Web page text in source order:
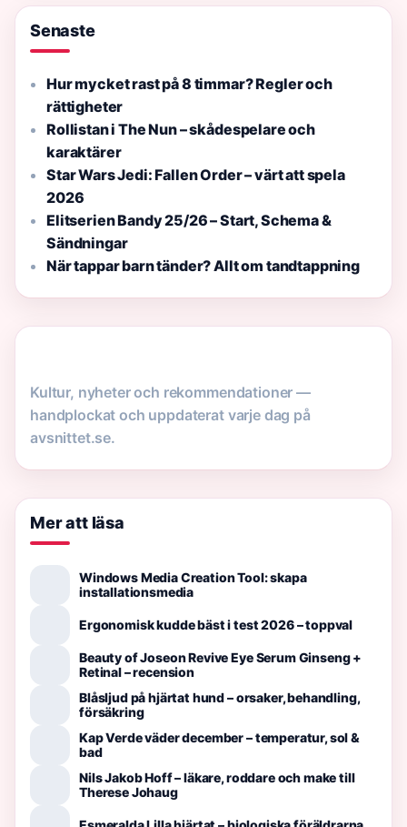
Senaste
Hur mycket rast på 8 timmar? Regler och
rättigheter
Rollistan i The Nun – skådespelare och
karaktärer
Star Wars Jedi: Fallen Order – värt att spela
2026
Elitserien Bandy 25/26 – Start, Schema &
Sändningar
När tappar barn tänder? Allt om tandtappning
Kultur, nyheter och rekommendationer —
handplockat och uppdaterat varje dag på
avsnittet.se.
Mer att läsa
Windows Media Creation Tool: skapa
installationsmedia
Ergonomisk kudde bäst i test 2026 – toppval
Beauty of Joseon Revive Eye Serum Ginseng +
Retinal – recension
Blåsljud på hjärtat hund – orsaker, behandling,
försäkring
Kap Verde väder december – temperatur, sol &
bad
Nils Jakob Hoff – läkare, roddare och make till
Therese Johaug